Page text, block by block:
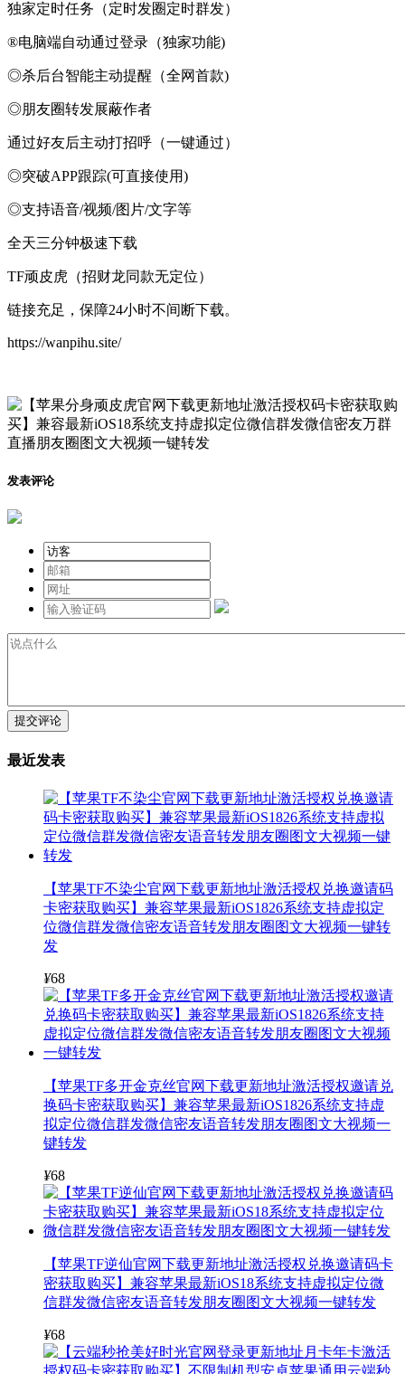
独家定时任务（定时发圈定时群发）
®电脑端自动通过登录（独家功能)
◎杀后台智能主动提醒（全网首款)
◎朋友圈转发展蔽作者
通过好友后主动打招呼（一键通过）
◎突破APP跟踪(可直接使用)
◎支持语音/视频/图片/文字等
全天三分钟极速下载
TF顽皮虎（招财龙同款无定位）
链接充足，保障24小时不间断下载。
https://wanpihu.site/
发表评论
提交评论
最近发表
【苹果TF不染尘官网下载更新地址激活授权兑换邀请码
卡密获取购买】兼容苹果最新iOS1826系统支持虚拟定
位微信群发微信密友语音转发朋友圈图文大视频一键转
发
¥68
【苹果TF多开金克丝官网下载更新地址激活授权邀请兑
换码卡密获取购买】兼容苹果最新iOS1826系统支持虚
拟定位微信群发微信密友语音转发朋友圈图文大视频一
键转发
¥68
【苹果TF逆仙官网下载更新地址激活授权兑换邀请码卡
密获取购买】兼容苹果最新iOS18系统支持虚拟定位微
信群发微信密友语音转发朋友圈图文大视频一键转发
¥68